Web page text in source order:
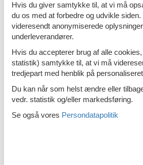
Sommerhus - 6 personer
Heinola
6 personer
Sommerhus - 8 personer
Heinola
Emne nr.:319-FI6100.621.1
8 personer
Hvis du giver samtykke til, at vi må
du os med at forbedre og udvikle
videresendt anonymiserede
underleverandører.
Hvis du accepterer brug af alle
statistik) samtykke til, at vi må
tredjepart med henblik på
Du kan når som helst ændre eller
vedr. statistik og/eller markedsføring.
Se også vores Persondatapolitik